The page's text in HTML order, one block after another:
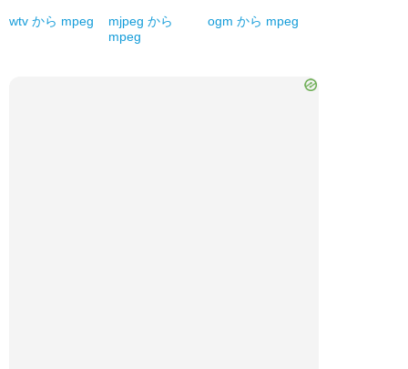
wtv から mpeg mjpeg から
mpeg
ogm から mpeg